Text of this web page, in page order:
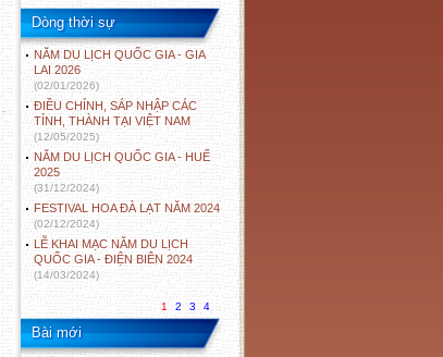
Dòng thời sự
NĂM DU LỊCH QUỐC GIA - GIA
LAI 2026
(02/01/2026)
ĐIỀU CHỈNH, SÁP NHẬP CÁC
TỈNH, THÀNH TẠI VIỆT NAM
(12/05/2025)
NĂM DU LỊCH QUỐC GIA - HUẾ
2025
(31/12/2024)
FESTIVAL HOA ĐÀ LẠT NĂM 2024
(02/12/2024)
LỄ KHAI MẠC NĂM DU LỊCH
QUỐC GIA - ĐIỆN BIÊN 2024
(14/03/2024)
1 2 3 4
Bài mới